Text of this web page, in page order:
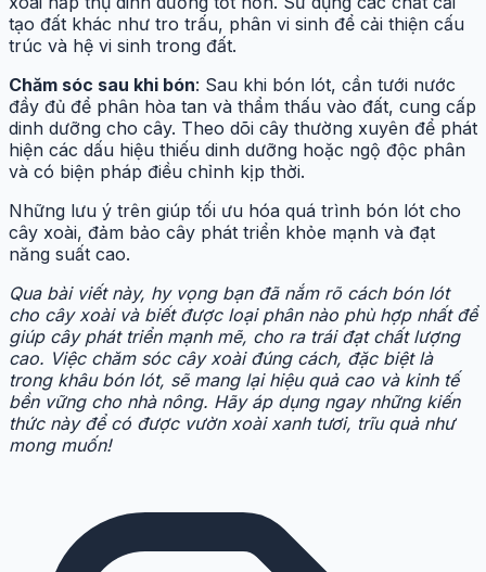
tạo đất khác như tro trấu, phân vi sinh để cải thiện cấu
trúc và hệ vi sinh trong đất.
Chăm sóc sau khi bón: Sau khi bón lót, cần tưới nước
đầy đủ để phân hòa tan và thẩm thấu vào đất, cung cấp
dinh dưỡng cho cây. Theo dõi cây thường xuyên để phát
hiện các dấu hiệu thiếu dinh dưỡng hoặc ngộ độc phân
và có biện pháp điều chỉnh kịp thời.
Những lưu ý trên giúp tối ưu hóa quá trình bón lót cho
cây xoài, đảm bảo cây phát triển khỏe mạnh và đạt
năng suất cao.
Qua bài viết này, hy vọng bạn đã nắm rõ cách bón lót
cho cây xoài và biết được loại phân nào phù hợp nhất để
giúp cây phát triển mạnh mẽ, cho ra trái đạt chất lượng
cao. Việc chăm sóc cây xoài đúng cách, đặc biệt là
trong khâu bón lót, sẽ mang lại hiệu quả cao và kinh tế
bền vững cho nhà nông. Hãy áp dụng ngay những kiến
thức này để có được vườn xoài xanh tươi, trĩu quả như
mong muốn!